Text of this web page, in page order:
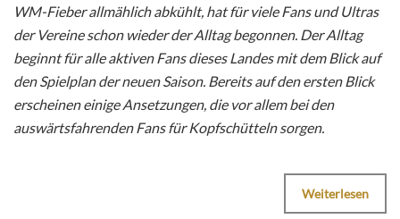
WM-Fieber allmählich abkühlt, hat für viele Fans und Ultras
der Vereine schon wieder der Alltag begonnen. Der Alltag
beginnt für alle aktiven Fans dieses Landes mit dem Blick auf
den Spielplan der neuen Saison. Bereits auf den ersten Blick
erscheinen einige Ansetzungen, die vor allem bei den
auswärtsfahrenden Fans für Kopfschütteln sorgen.
Weiterlesen